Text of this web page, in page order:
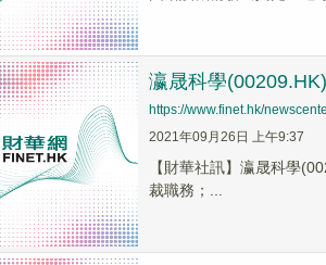
瀛晟科學
https://www.finet.hk/
2021年09月26日 上午9:37
【財華社訊】瀛晟科學
裁職務；...